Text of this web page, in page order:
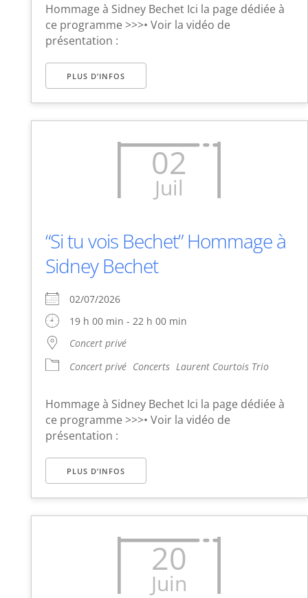
Hommage à Sidney Bechet Ici la page dédiée à
ce programme >>>• Voir la vidéo de
présentation :
PLUS D’INFOS
02
Juil
“Si tu vois Bechet” Hommage à
Sidney Bechet
02/07/2026
19 h 00 min - 22 h 00 min
Concert privé
Concert privé Concerts Laurent Courtois Trio
Hommage à Sidney Bechet Ici la page dédiée à
ce programme >>>• Voir la vidéo de
présentation :
PLUS D’INFOS
20
Juin